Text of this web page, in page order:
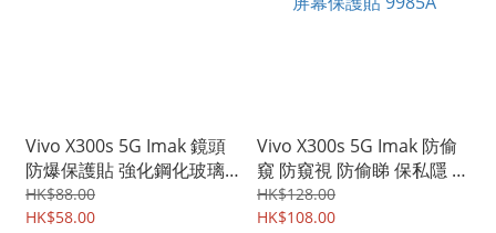
Vivo X300s 5G Imak 鏡頭
防爆保護貼 強化鋼化玻璃
貼膜 纖薄版 9986A
HK$88.00
HK$58.00
Vivo X300s 5G Imak 防偷
窺 防窺視 防偷睇 保私隱 鋼
化玻璃膜 支持指紋解鎖 屏
幕保護貼 9985A
HK$128.00
HK$108.00